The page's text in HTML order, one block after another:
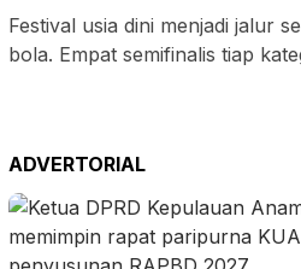
Festival usia dini menjadi jalur
bola. Empat semifinalis tiap
ADVERTORIAL